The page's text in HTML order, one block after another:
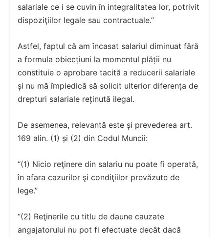
salariale ce i se cuvin în integralitatea lor, potrivit
dispoziţiilor legale sau contractuale.”
Astfel, faptul că am încasat salariul diminuat fără
a formula obiecțiuni la momentul plății nu
constituie o aprobare tacită a reducerii salariale
și nu mă împiedică să solicit ulterior diferența de
drepturi salariale reținută ilegal.
De asemenea, relevantă este și prevederea art.
169 alin. (1) și (2) din Codul Muncii:
“(1) Nicio reţinere din salariu nu poate fi operată,
în afara cazurilor şi condiţiilor prevăzute de
lege.”
“(2) Reţinerile cu titlu de daune cauzate
angajatorului nu pot fi efectuate decât dacă